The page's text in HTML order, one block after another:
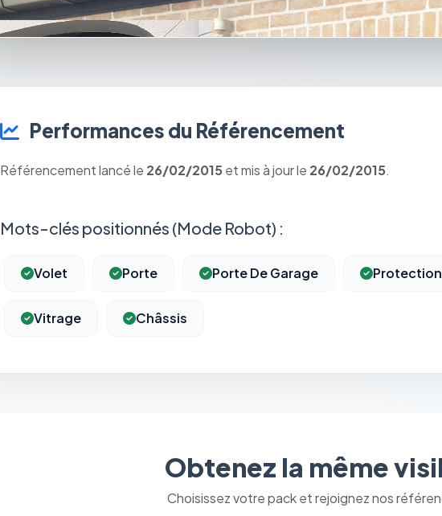
Performances du Référencement
Référencement lancé le 26/02/2015 et mis à jour le 26/02/2015.
Mots-clés positionnés (Mode Robot) :
Volet Porte Porte De Garage
Vitrage Châssis
Obtenez la même
Choisissez votre pack et rejoignez nos
Nécessaires au fonctionnement du site : session,
mémorisation de vos choix de consentement. Ils ne
pas être désactivés.